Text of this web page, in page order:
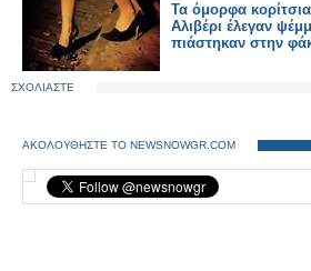
Τα όμορφα
Αλιβέρι έλεγαν
πιάστηκαν στην
ΣΧΟΛΙΑΣΤΕ
ΑΚΟΛΟΥΘΗΣΤΕ ΤΟ NEWSNOWGR.COM